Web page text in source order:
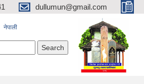
dullumun@gmail.com
नेपाली